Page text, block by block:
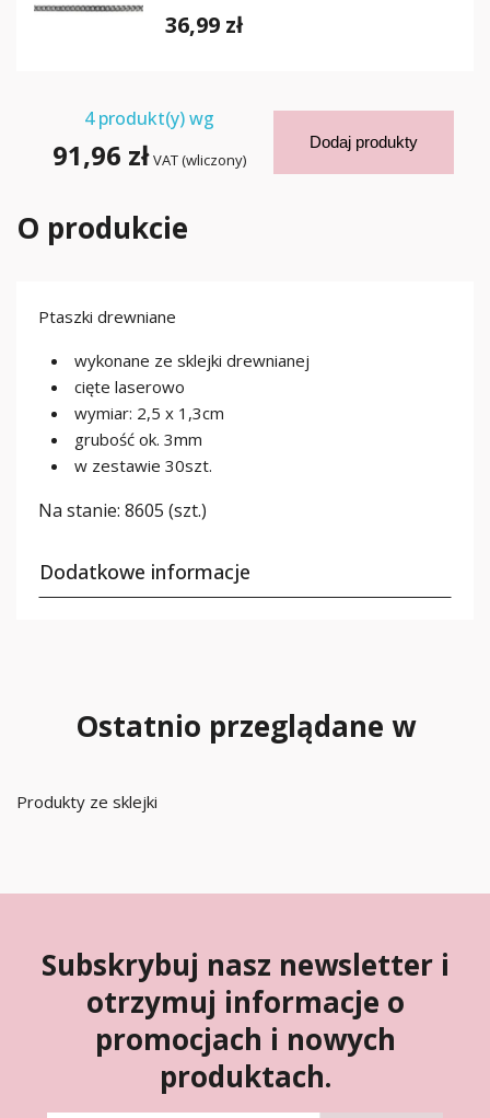
36,99 zł
4produkt(y) wg
91,96 zł VAT (wliczony)
Dodaj produkty
O produkcie
Ptaszki drewniane
wykonane ze sklejki drewnianej
cięte laserowo
wymiar: 2,5 x 1,3cm
grubość ok. 3mm
w zestawie 30szt.
Na stanie: 8605 (szt.)
Dodatkowe informacje
Ostatnio przeglądane w
Produkty ze sklejki
Subskrybuj nasz newsletter i
otrzymuj informacje o
promocjach i nowych
produktach.